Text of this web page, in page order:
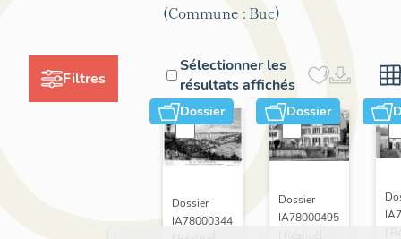
Filtres
(Commune : Buc)
Sélectionner les
résultats affichés
Dossier
Dossier
IA78000344
Dossier
Dossier
IA78000495